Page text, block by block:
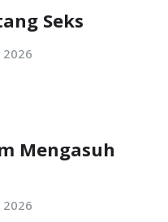
Seks
2026
Mengasuh
2026